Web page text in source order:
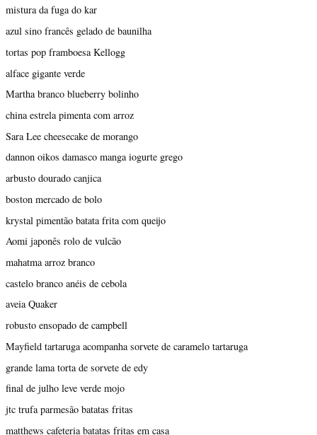
mistura da fuga do kar
azul sino francês gelado de baunilha
tortas pop framboesa Kellogg
alface gigante verde
Martha branco blueberry bolinho
china estrela pimenta com arroz
Sara Lee cheesecake de morango
dannon oikos damasco manga iogurte grego
arbusto dourado canjica
boston mercado de bolo
krystal pimentão batata frita com queijo
Aomi japonês rolo de vulcão
mahatma arroz branco
castelo branco anéis de cebola
aveia Quaker
robusto ensopado de campbell
Mayfield tartaruga acompanha sorvete de caramelo tartaruga
grande lama torta de sorvete de edy
final de julho leve verde mojo
jtc trufa parmesão batatas fritas
matthews cafeteria batatas fritas em casa